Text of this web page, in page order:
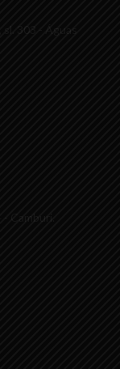
303 - Águas
Camburi.